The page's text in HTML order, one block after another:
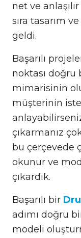
net ve
sıra tasarım
geldi.
Başarılı
noktası doğru
mimarisinin
müşterinin
çıkarmanız
bu çerçevede
okunur ve
çıkardık.
Başarılı bir
adımı doğru
modeli